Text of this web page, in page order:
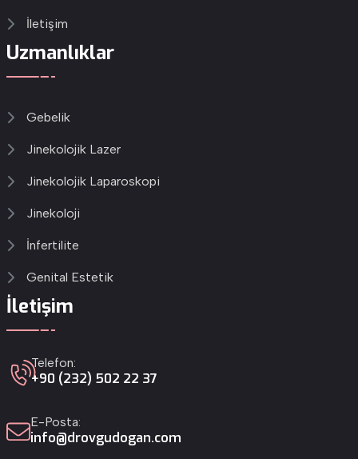
İletişim
Uzmanlıklar
Gebelik
Jinekolojik Lazer
Jinekolojik Laparoskopi
Jinekoloji
İnfertilite
Genital Estetik
İletişim
Telefon:
+90 (232) 502 22 37
E-Posta:
info@drovgudogan.com